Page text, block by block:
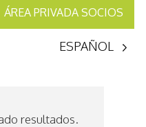
ÁREA PRIVADA SOCIOS
ESPAÑOL
resultados.